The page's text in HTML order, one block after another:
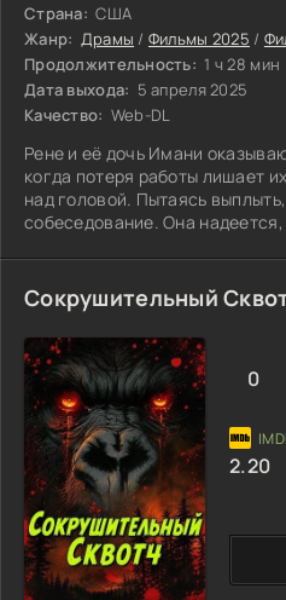
Страна: США
Жанр: Драмы / Фильмы 2025 /
Продолжительность: 1 ч 28 мин
Дата выхода: 5 апреля 2025
Качество: Web-DL
Рене и её дочь Имани
когда потеря работы лишает
над головой. Пытаясь
собеседование. Она
она оставила дочь в машине.
тартарары. Ситуация выходит
придётся столкнуться с
каждое решение решает,
нет. В этой борьбе ей нужно
Сокрушительный
0
2.20